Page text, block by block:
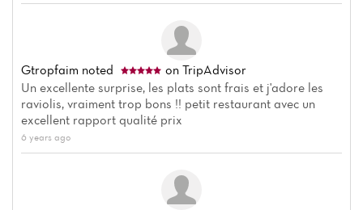
Gtropfaim noted
on TripAdvisor
Un excellente surprise, les plats sont frais et j'adore les
raviolis, vraiment trop bons !! petit restaurant avec un
excellent rapport qualité prix
6 years ago